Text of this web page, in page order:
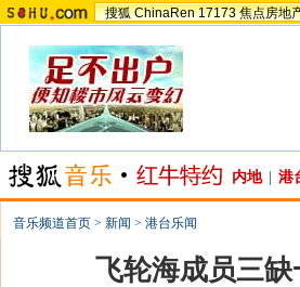
搜狐 ChinaRen 17173 焦点房地
内地 港
音乐频道首页 > 新闻 > 港台乐闻
飞轮海成员三